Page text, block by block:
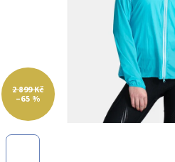
2 899 Kč
–65 %